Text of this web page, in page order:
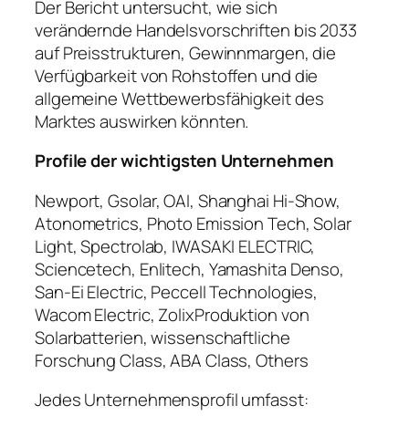
Der Bericht untersucht, wie sich
verändernde Handelsvorschriften bis 2033
auf Preisstrukturen, Gewinnmargen, die
Verfügbarkeit von Rohstoffen und die
allgemeine Wettbewerbsfähigkeit des
Marktes auswirken könnten.
Profile der wichtigsten Unternehmen
Newport, Gsolar, OAI, Shanghai Hi-Show,
Atonometrics, Photo Emission Tech, Solar
Light, Spectrolab, IWASAKI ELECTRIC,
Sciencetech, Enlitech, Yamashita Denso,
San-Ei Electric, Peccell Technologies,
Wacom Electric, ZolixProduktion von
Solarbatterien, wissenschaftliche
Forschung Class, ABA Class, Others
Jedes Unternehmensprofil umfasst: